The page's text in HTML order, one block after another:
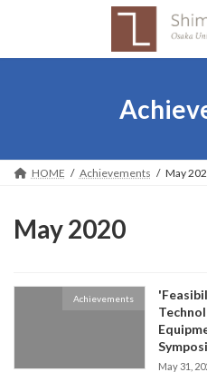
HOME Achievements May
May 2020
Achievements
May 31,